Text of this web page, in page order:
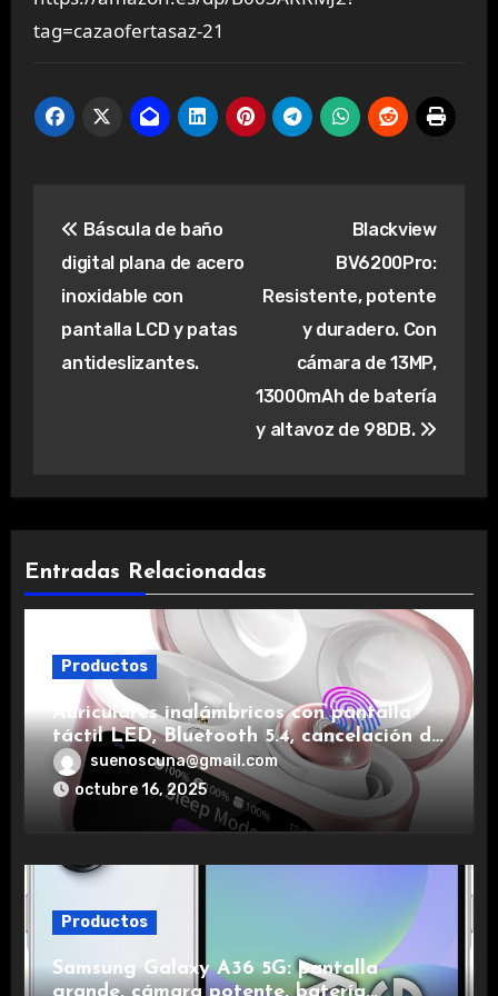
tag=cazaofertasaz-21
de
entradas
Báscula de baño
digital plana de acero
inoxidable con
pantalla LCD y patas
antideslizantes.
Blackview
BV6200Pro:
Resistente, potente
y duradero. Con
cámara de 13MP,
13000mAh de batería
y altavoz de 98DB.
Entradas Relacionadas
Productos
Auriculares inalámbricos con pantalla
táctil LED, Bluetooth 5.4, cancelación de
ruido, impermeables y de larga duración.
suenoscuna@gmail.com
octubre 16, 2025
Productos
Samsung Galaxy A36 5G: pantalla